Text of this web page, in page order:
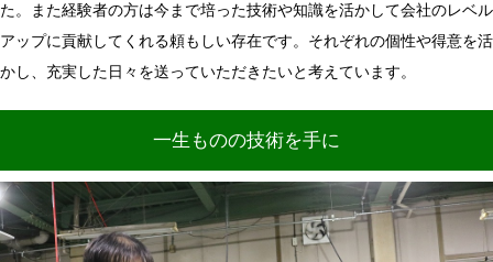
た。また経験者の方は今まで培った技術や知識を活かして会社のレベル
アップに貢献してくれる頼もしい存在です。それぞれの個性や得意を活
かし、充実した日々を送っていただきたいと考えています。
一生ものの技術を手に